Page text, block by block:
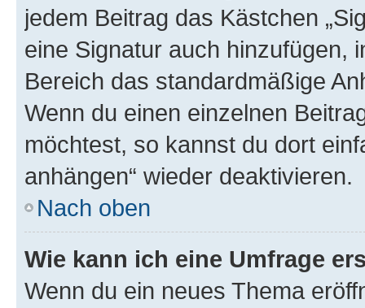
jedem Beitrag das Kästchen
eine Signatur auch hinzufügen,
Bereich das standardmäßige
Wenn du einen einzelnen
möchtest, so kannst du dort
anhängen“ wieder deaktivieren.
Nach oben
Wie kann ich eine Umfrage
Wenn du ein neues Thema